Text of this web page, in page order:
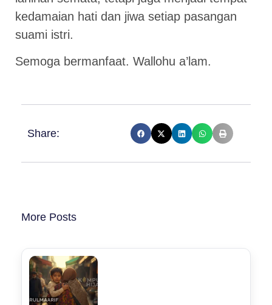
kedamaian hati dan jiwa setiap pasangan
suami istri.
Semoga bermanfaat. Wallohu a’lam.
Share:
More Posts